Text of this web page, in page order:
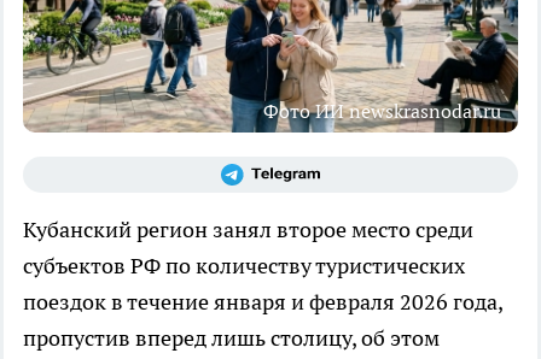
Фото ИИ newskrasnodar.ru
Кубанский регион занял второе место среди
субъектов РФ по количеству туристических
поездок в течение января и февраля 2026 года,
пропустив вперед лишь столицу, об этом